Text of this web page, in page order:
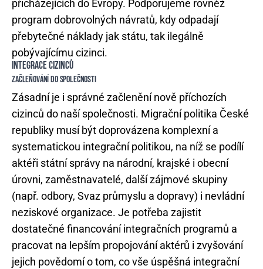
přicházejících do Evropy. Podporujeme rovněž
program dobrovolných návratů, kdy odpadají
přebytečné náklady jak státu, tak ilegálně
pobývajícímu cizinci.
INTEGRACE CIZINCŮ
ZAČLEŇOVÁNÍ DO SPOLEČNOSTI
Zásadní je i správné začlenění nově příchozích
cizinců do naší společnosti. Migrační politika České
republiky musí být doprovázena komplexní a
systematickou integrační politikou, na níž se podílí
aktéři státní správy na národní, krajské i obecní
úrovni, zaměstnavatelé, další zájmové skupiny
(např. odbory, Svaz průmyslu a dopravy) i nevládní
neziskové organizace. Je potřeba zajistit
dostatečné financování integračních programů a
pracovat na lepším propojování aktérů i zvyšování
jejich povědomí o tom, co vše úspěšná integrační